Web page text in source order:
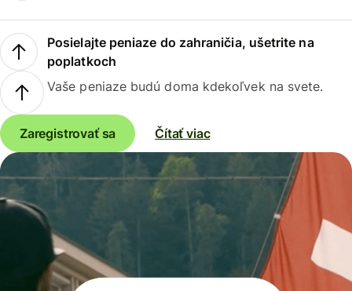
Posielajte peniaze do zahraničia, ušetrite na
poplatkoch
Vaše peniaze budú doma kdekoľvek na svete.
Zaregistrovať sa Čítať viac